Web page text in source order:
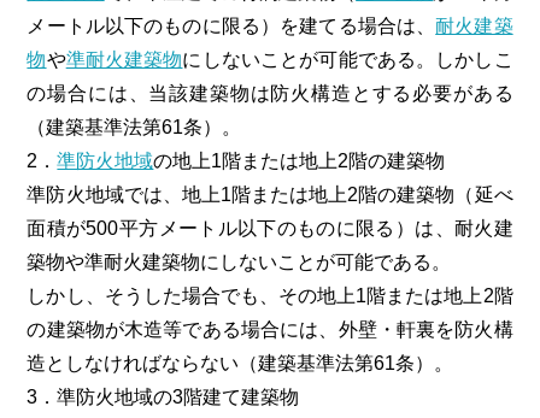
メートル以下のものに限る）を建てる場合は、耐火建築
物や準耐火建築物にしないことが可能である。しかしこ
の場合には、当該建築物は防火構造とする必要がある
（建築基準法第61条）。
2．準防火地域の地上1階または地上2階の建築物
準防火地域では、地上1階または地上2階の建築物（延べ
面積が500平方メートル以下のものに限る）は、耐火建
築物や準耐火建築物にしないことが可能である。
しかし、そうした場合でも、その地上1階または地上2階
の建築物が木造等である場合には、外壁・軒裏を防火構
造としなければならない（建築基準法第61条）。
3．準防火地域の3階建て建築物